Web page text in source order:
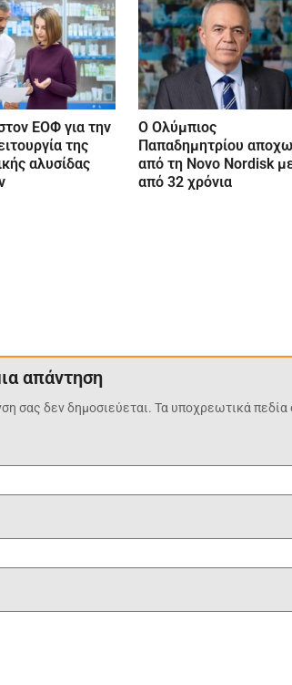
ΕΟΦ για την
της
αλυσίδας
Ο Ολύμπιος
Παπαδημητρίου
από τη Novo Nordisk
από 32 χρόνια
απάντηση
σας δεν δημοσιεύεται. Τα υποχρεωτικά